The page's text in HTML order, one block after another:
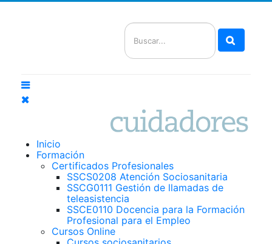
Inicio
Formación
Certificados Profesionales
SSCS0208 Atención Sociosanitaria
SSCG0111 Gestión de llamadas de
teleasistencia
SSCE0110 Docencia para la Formación
Profesional para el Empleo
Cursos Online